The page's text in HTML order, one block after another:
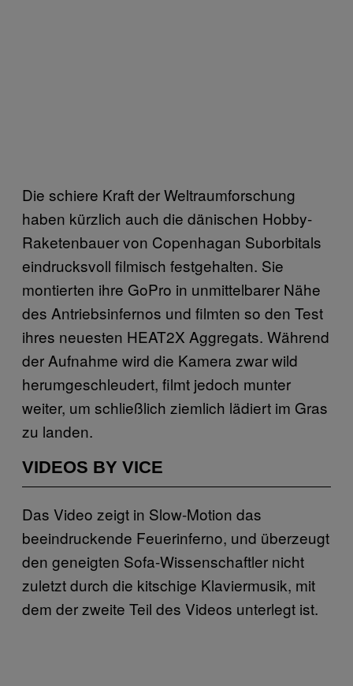
Die schiere Kraft der Weltraumforschung
haben kürzlich auch die dänischen Hobby-
Raketenbauer von Copenhagan Suborbitals
eindrucksvoll filmisch festgehalten. Sie
montierten ihre GoPro in unmittelbarer Nähe
des Antriebsinfernos und filmten so den Test
ihres neuesten HEAT2X Aggregats. Während
der Aufnahme wird die Kamera zwar wild
herumgeschleudert, filmt jedoch munter
weiter, um schließlich ziemlich lädiert im Gras
zu landen.
VIDEOS BY VICE
Das Video zeigt in Slow-Motion das
beeindruckende Feuerinferno, und überzeugt
den geneigten Sofa-Wissenschaftler nicht
zuletzt durch die kitschige Klaviermusik, mit
dem der zweite Teil des Videos unterlegt ist.